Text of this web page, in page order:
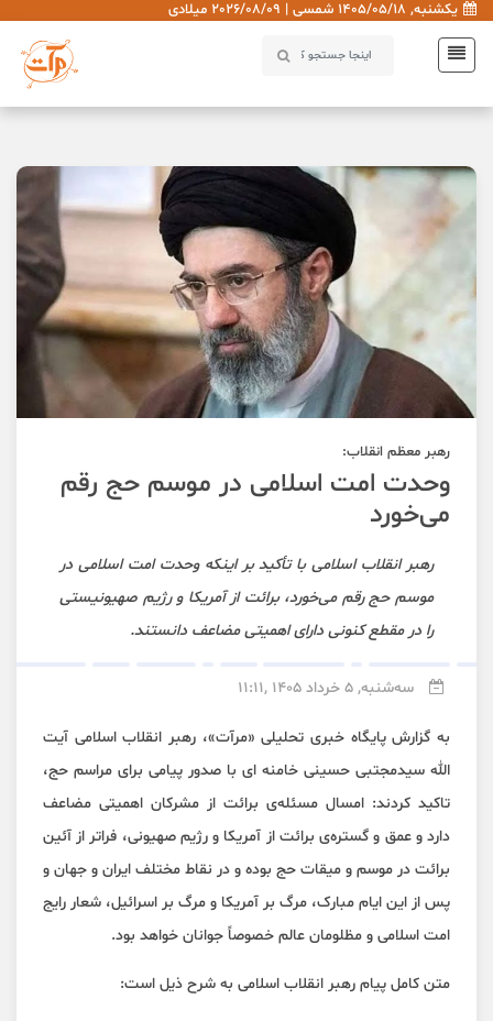
یکشنبه, 1405/05/18 شمسی | 2026/08/09 میلادی
رهبر معظم انقلاب:
وحدت امت اسلامی در موسم حج رقم
می‌خورد
رهبر انقلاب اسلامی با تأکید بر اینکه وحدت امت اسلامی در
موسم حج رقم می‌خورد، برائت از آمریکا و رژیم صهیونیستی
را در مقطع کنونی دارای اهمیتی مضاعف دانستند.
سه‌شنبه, 5 خرداد 1405 ,11:11
به گزارش پایگاه خبری تحلیلی «مرآت»، رهبر انقلاب اسلامی آیت
الله سیدمجتبی حسینی خامنه ای با صدور پیامی برای مراسم حج،
تاکید کردند: امسال مسئله‌ی برائت از مشرکان اهمیتی مضاعف
دارد و عمق و گستره‌ی برائت از آمریکا و رژیم صهیونی، فراتر از آئین
برائت در موسم و میقات حج بوده و در نقاط مختلف ایران و جهان و
پس از این ایام مبارک، مرگ بر آمریکا و مرگ بر اسرائیل، شعار رایج
امت اسلامی و مظلومان عالم خصوصاً جوانان خواهد بود.
متن کامل پیام رهبر انقلاب اسلامی به شرح ذیل است: